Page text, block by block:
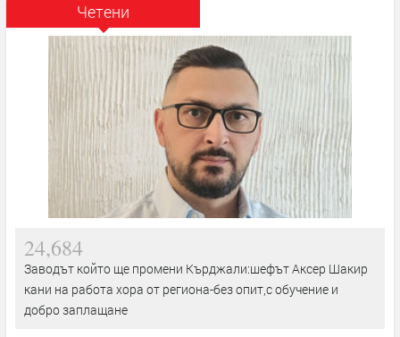
Четени
24,684
Заводът който ще промени Кърджали:шефът Аксер Шакир
кани на работа хора от региона-без опит,с обучение и
добро заплащане